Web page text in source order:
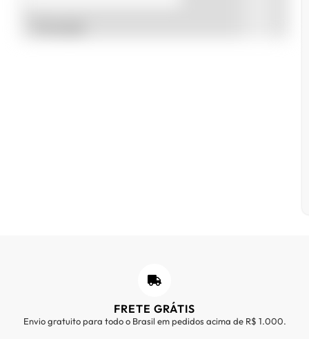
FRETE GRÁTIS
Envio gratuito para todo o Brasil em pedidos acima de R$ 1.000.